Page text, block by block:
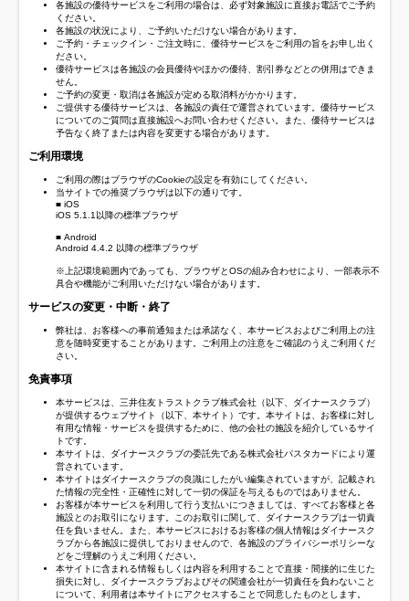
各施設の優待サービスをご利用の場合は、必ず対象施設に直接お電話でご予約
ください。
各施設の状況により、ご予約いただけない場合があります。
ご予約・チェックイン・ご注文時に、優待サービスをご利用の旨をお申し出く
ださい。
優待サービスは各施設の会員優待やほかの優待、割引券などとの併用はできま
せん。
ご予約の変更・取消は各施設が定める取消料がかかります。
ご提供する優待サービスは、各施設の責任で運営されています。優待サービス
についてのご質問は直接施設へお問い合わせください。また、優待サービスは
予告なく終了または内容を変更する場合があります。
ご利用環境
ご利用の際はブラウザのCookieの設定を有効にしてください。
当サイトでの推奨ブラウザは以下の通りです。
■ iOS
iOS 5.1.1以降の標準ブラウザ
■ Android
Android 4.4.2 以降の標準ブラウザ
※上記環境範囲内であっても、ブラウザとOSの組み合わせにより、一部表示不
具合や機能がご利用いただけない場合があります。
サービスの変更・中断・終了
弊社は、お客様への事前通知または承諾なく、本サービスおよびご利用上の注
意を随時変更することがあります。ご利用上の注意をご確認のうえご利用くだ
さい。
免責事項
本サービスは、三井住友トラストクラブ株式会社（以下、ダイナースクラブ）
が提供するウェブサイト（以下、本サイト）です。本サイトは、お客様に対し
有用な情報・サービスを提供するために、他の会社の施設を紹介しているサイ
トです。
本サイトは、ダイナースクラブの委託先である株式会社パスタカードにより運
営されています。
本サイトはダイナースクラブの良識にしたがい編集されていますが、記載され
た情報の完全性・正確性に対して一切の保証を与えるものではありません。
お客様が本サービスを利用して行う支払いにつきましては、すべてお客様と各
施設とのお取引になります。このお取引に関して、ダイナースクラブは一切責
任を負いません。また、本サービスにおけるお客様の個人情報はダイナースク
ラブから各施設に提供しておりませんので、各施設のプライバシーポリシーな
どをご理解のうえご利用ください。
本サイトに含まれる情報もしくは内容を利用することで直接・間接的に生じた
損失に対し、ダイナースクラブおよびその関連会社が一切責任を負わないこと
について、利用者は本サイトにアクセスすることで同意したものとします。